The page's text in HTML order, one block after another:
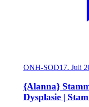
ONH-SOD17. Juli
{Alanna}
Dysplasie |